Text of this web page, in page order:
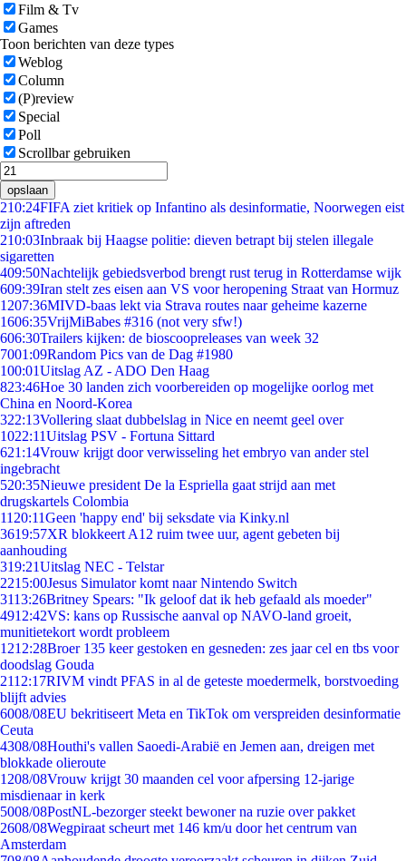
Film & Tv
Games
Toon berichten van deze types
Weblog
Column
(P)review
Special
Poll
Scrollbar gebruiken
opslaan
210:24FIFA ziet kritiek op Infantino als desinformatie, Noorwegen eist
zijn aftreden
210:03Inbraak bij Haagse politie: dieven betrapt bij stelen illegale
sigaretten
409:50Nachtelijk gebiedsverbod brengt rust terug in Rotterdamse wijk
609:39Iran stelt zes eisen aan VS voor heropening Straat van Hormuz
1207:36MIVD-baas lekt via Strava routes naar geheime kazerne
1606:35VrijMiBabes #316 (not very sfw!)
606:30Trailers kijken: de bioscoopreleases van week 32
7001:09Random Pics van de Dag #1980
100:01Uitslag AZ - ADO Den Haag
823:46Hoe 30 landen zich voorbereiden op mogelijke oorlog met
China en Noord-Korea
322:13Vollering slaat dubbelslag in Nice en neemt geel over
1022:11Uitslag PSV - Fortuna Sittard
621:14Vrouw krijgt door verwisseling het embryo van ander stel
ingebracht
520:35Nieuwe president De la Espriella gaat strijd aan met
drugskartels Colombia
11 20:11Geen 'happy end' bij seksdate via Kinky.nl
3619:57XR blokkeert A12 ruim twee uur, agent gebeten bij
aanhouding
319:21Uitslag NEC - Telstar
2215:00Jesus Simulator komt naar Nintendo Switch
3113:26Britney Spears: "Ik geloof dat ik heb gefaald als moeder"
4912:42VS: kans op Russische aanval op NAVO-land groeit,
munitietekort wordt probleem
1212:28Broer 135 keer gestoken en gesneden: zes jaar cel en tbs voor
doodslag Gouda
2112:17RIVM vindt PFAS in al de geteste moedermelk, borstvoeding
blijft advies
6008/08EU bekritiseert Meta en TikTok om verspreiden desinformatie
Ceuta
4308/08Houthi's vallen Saoedi-Arabië en Jemen aan, dreigen met
blokkade olieroute
1208/08Vrouw krijgt 30 maanden cel voor afpersing 12-jarige
misdienaar in kerk
5008/08PostNL-bezorger steekt bewoner na ruzie over pakket
2608/08Wegpiraat scheurt met 146 km/u door het centrum van
Amsterdam